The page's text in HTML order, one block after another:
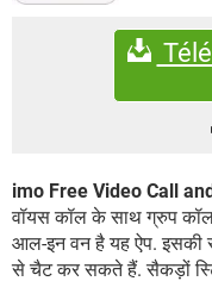
SBI बैंक अकाउंट नंबर पता करें
एनसाइक्लोपीडिया
imo Free Video Call
वॉयस कॉल के साथ ग्रुप
आल-इन वन है यह ऐप. इसकी
से चैट कर सकते हैं. सैकड़ों